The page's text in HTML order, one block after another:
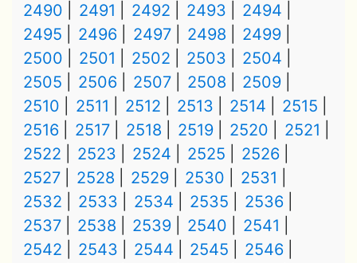
2490
2491 2492 2493
2494
2495
2496 2497 2498
2499
2500
2501 2502 2503
2504
2505
2506 2507 2508
2509
2510
2511 2512 2513 2514
2515
2516
2517 2518 2519 2520
2521
2522
2523 2524 2525
2526
2527
2528 2529 2530
2531
2532
2533 2534 2535
2536
2537
2538 2539 2540
2541
2542
2543 2544 2545
2546